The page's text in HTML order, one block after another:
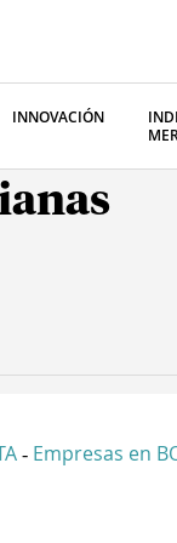
INNOVACIÓN
- Empresas en